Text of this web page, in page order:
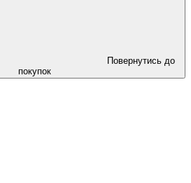
Повернутись до
покупок